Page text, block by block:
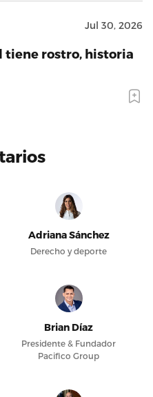
Jul 30, 2026
tiene rostro, historia
Adriana Sánchez
Derecho y deporte
Brian Díaz
Presidente & Fundador
Pacifico Group